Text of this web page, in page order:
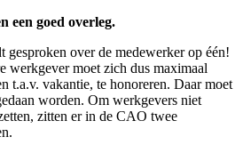
een goed overleg.
over de medewerker op één!
werkgever moet zich dus maximaal
t.a.v. vakantie, te honoreren. Daar moet
worden. Om werkgevers niet
zitten er in de CAO twee